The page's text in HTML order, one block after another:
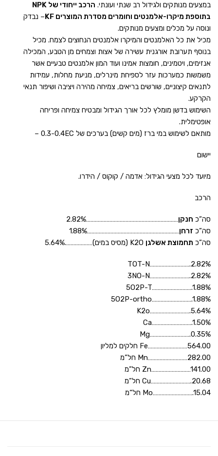
במצעים מנותקים ולגידול רב שנתי ועונתי.
הרכב ייחודי של NPK
בתוספת מיקרו-אלמנטים וחומרים מסדרת המוצרים KF
– נבדק
ונוסה על מכלים ומצעים מנותקים.
מכיל את כל האלמנטים והמיקרו אלמנטים הנחוצים לצמח. מכיל
בנוסף תערובת אורגנית עשירה של אצות וצמחים מן הטבע, המכילה
אנזימים, ויטמינים, חומצות אמינו ועוד המון אלמנטים טבעיים אשר
משמשות כמערכות עזר לספיחת מינרלים, מניעת מחלות, עמידות
לתנאים קיצוניים, שורשים בריאים, צמיחה מהירה ויציבה ושיפור תנאי
הקרקע.
השימוש בדשן מומלץ לכל אורך הגידול ומבטיח צמיחה ופריחה
אופטימלית.
מותאם לשימוש במי ברז (מים קשים) בערכים של 0.3-0.4EC –
יישום
מיועד לכל מצעי הגידול: אדמה / קוקוס / הידרו.
הרכב
סה”כ חנקן………………………………………………………2.82%
סה”כ זרחן………………………………………………………1.88%
סה”כ תחמוצת אשלגן
%TOT-N……………………….2.82
3NO-N……………………….2.82%
5O2P-T……………………….1.88%
5O2P-ortho……………………….1.88%
K2o……………………….5.64%
Ca……………………….1.50%
Mg……………………….0.35%
Fe………………………564.00 חלקים למליון
Mn………………………282.00 חל”מ
Zn………………………141.00 חל”מ
Cu……………………….20.68 חל”מ
Mo……………………….15.04 חל“מ